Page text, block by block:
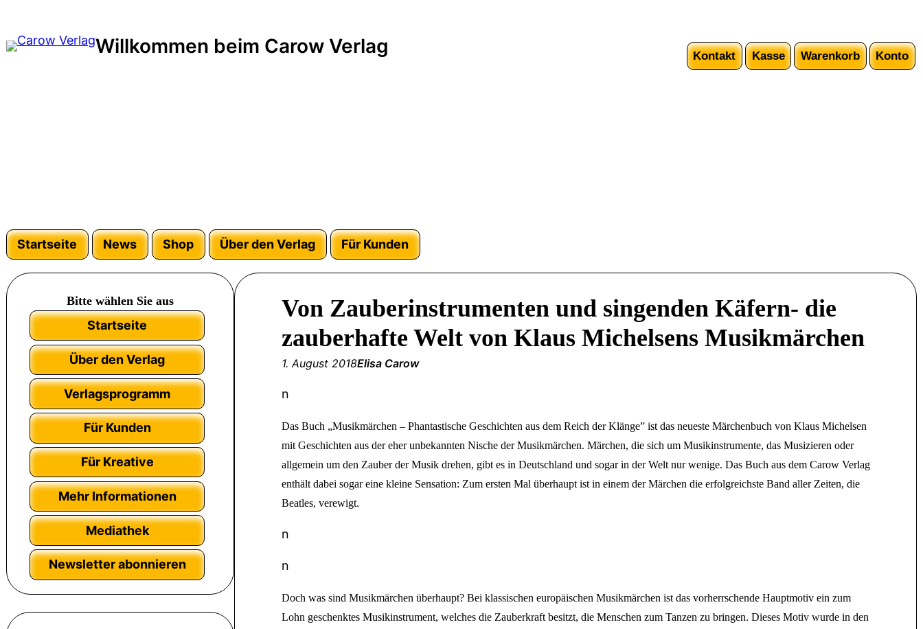
Inhalt
springen
Willkommen beim Carow Verlag Kontakt Kasse Warenkorb Konto
Startseite News Shop Über den Verlag Für Kunden
Bitte wählen Sie aus
Startseite
Über den Verlag
Verlagsprogramm
Für Kunden
Für Kreative
Mehr Informationen
Mediathek
Newsletter abonnieren
Von Zauberinstrumenten und singenden Käfern- die
zauberhafte Welt von Klaus Michelsens Musikmärchen
1. August 2018Elisa Carow
n
Das Buch „Musikmärchen – Phantastische Geschichten aus dem Reich der Klänge” ist das neueste Märchenbuch von Klaus Michelsen
mit Geschichten aus der eher unbekannten Nische der Musikmärchen. Märchen, die sich um Musikinstrumente, das Musizieren oder
allgemein um den Zauber der Musik drehen, gibt es in Deutschland und sogar in der Welt nur wenige. Das Buch aus dem Carow Verlag
enthält dabei sogar eine kleine Sensation: Zum ersten Mal überhaupt ist in einem der Märchen die erfolgreichste Band aller Zeiten, die
Beatles, verewigt.
n
n
Doch was sind Musikmärchen überhaupt? Bei klassischen europäischen Musikmärchen ist das vorherrschende Hauptmotiv ein zum
Lohn geschenktes Musikinstrument, welches die Zauberkraft besitzt, die Menschen zum Tanzen zu bringen. Dieses Motiv wurde in den